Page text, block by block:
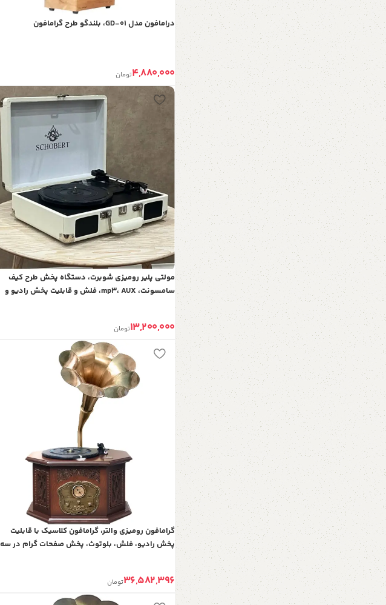
درامافون مدل GD-01، بلندگو طرح گرامافون
4,880,000تومان
مولتی پلیر رومیزی شوبرت، دستگاه پخش طرح کیف
سامسونت، mp3، AUX، فلش و قابلیت پخش رادیو و
13,200,000تومان
گرامافون رومیزی والتر، گرامافون کلاسیک با قابلیت
پخش رادیو، فلش، بلوتوث، پخش صفحات گرام در سه
36,582,396تومان